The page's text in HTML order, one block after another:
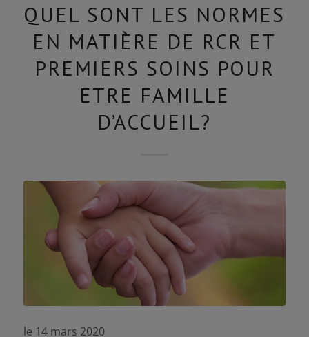
QUEL SONT LES NORMES
EN MATIÈRE DE RCR ET
PREMIERS SOINS POUR
ETRE FAMILLE
D’ACCUEIL?
le 14 mars 2020